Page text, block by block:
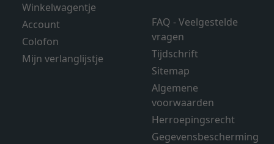
Winkelwagentje
Account
Colofon
Mijn verlanglijstje
FAQ - Veelgestelde
vragen
Tijdschrift
Sitemap
Algemene
voorwaarden
Herroepingsrecht
Gegevensbescherming